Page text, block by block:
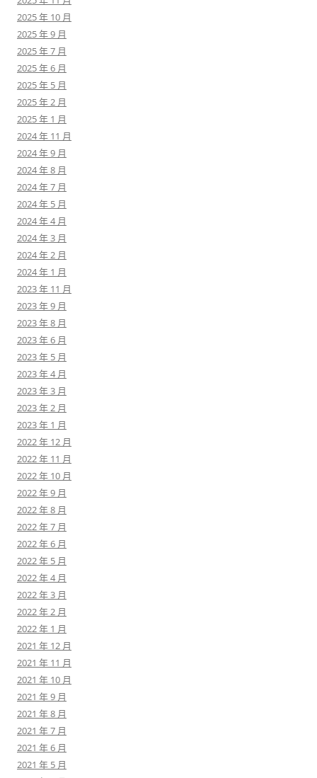
2025 年 10 月
2025 年 9 月
2025 年 7 月
2025 年 6 月
2025 年 5 月
2025 年 2 月
2025 年 1 月
2024 年 11 月
2024 年 9 月
2024 年 8 月
2024 年 7 月
2024 年 5 月
2024 年 4 月
2024 年 3 月
2024 年 2 月
2024 年 1 月
2023 年 11 月
2023 年 9 月
2023 年 8 月
2023 年 6 月
2023 年 5 月
2023 年 4 月
2023 年 3 月
2023 年 2 月
2023 年 1 月
2022 年 12 月
2022 年 11 月
2022 年 10 月
2022 年 9 月
2022 年 8 月
2022 年 7 月
2022 年 6 月
2022 年 5 月
2022 年 4 月
2022 年 3 月
2022 年 2 月
2022 年 1 月
2021 年 12 月
2021 年 11 月
2021 年 10 月
2021 年 9 月
2021 年 8 月
2021 年 7 月
2021 年 6 月
2021 年 5 月